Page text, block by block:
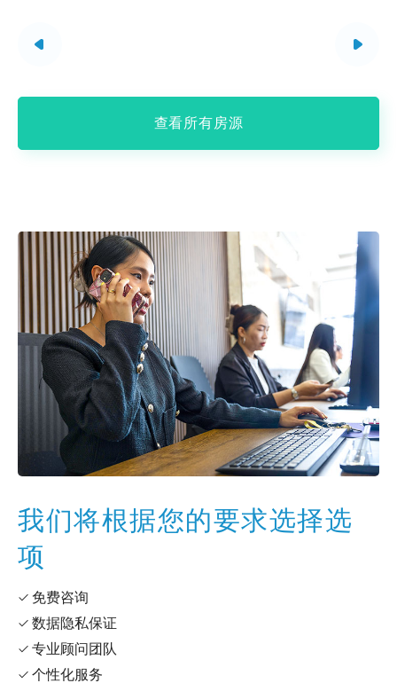
查看所有房源
我们将根据您的要求选择选
项
✓ 免费咨询
✓ 数据隐私保证
✓ 专业顾问团队
✓ 个性化服务